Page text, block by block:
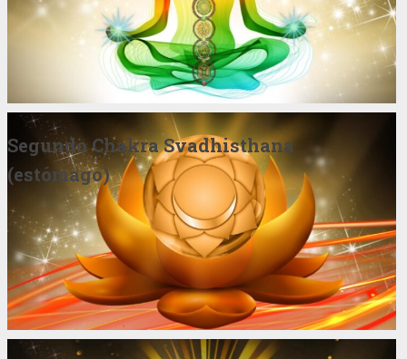
Segundo Chakra Svadhisthana
(estómago)